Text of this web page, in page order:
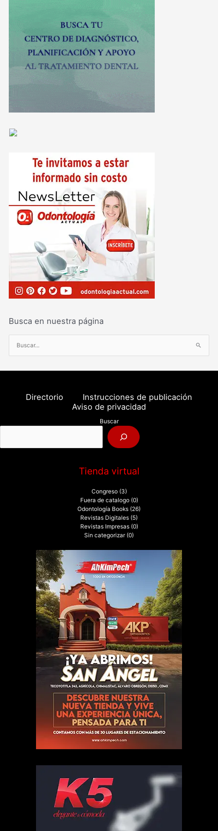
Busca en nuestra página
u
s
o
:
Directorio
Instrucciones de publicación
Aviso de privacidad
Buscar
Tienda virtual
Congreso (3)
Fuera de catalogo (0)
Odontología Books (26)
Revistas Digitales (5)
Revistas Impresas (0)
Sin categorizar (0)